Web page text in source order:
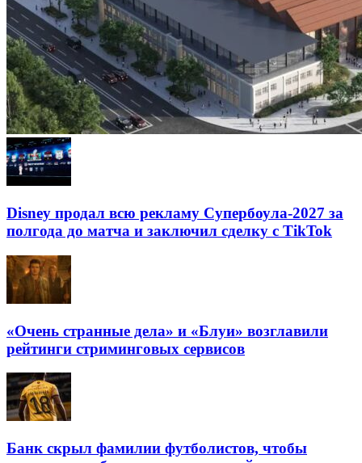
Disney продал всю рекламу Супербоула-2027 за
полгода до матча и заключил сделку с TikTok
«Очень странные дела» и «Блуи» возглавили
рейтинги стриминговых сервисов
Банк скрыл фамилии футболистов, чтобы